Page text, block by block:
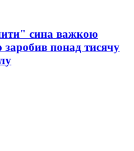
сина важкою
понад тисячу